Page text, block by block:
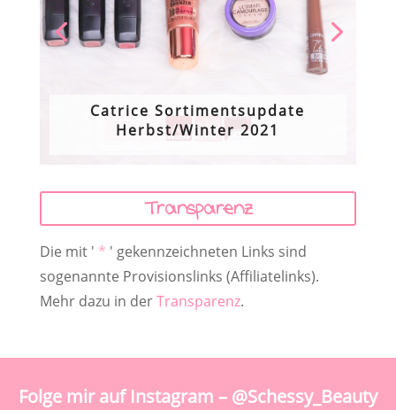
Catrice Sortimentsupdate
Herbst/Winter 2021
Transparenz
Die mit ' * ' gekennzeichneten Links sind
sogenannte Provisionslinks (Affiliatelinks).
Mehr dazu in derTransparenz.
Folge mir auf Instagram – @Schessy_Beauty